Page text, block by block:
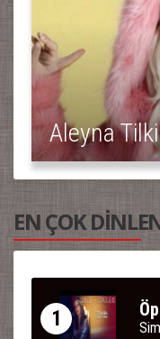
Aleyna
EN ÇOK
1